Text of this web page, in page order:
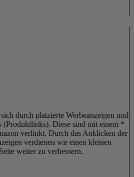
durch platzierte Werbeanzeigen und
Diese sind mit einem *
verlinkt. Durch das Anklicken der
verdienen wir einen kleinen
weiter zu verbessern.